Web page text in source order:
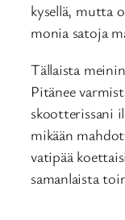
kysellä, mutta
monia satoja
Tällaista
Pitänee
skootterissani
mikään
vatipää
samanlaista